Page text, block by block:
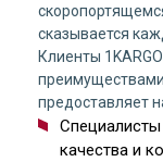
сказывается
Клиенты
предоставляет
Специалисты
качества и